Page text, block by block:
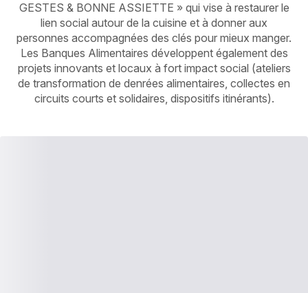
GESTES & BONNE ASSIETTE » qui vise à restaurer le
lien social autour de la cuisine et à donner aux
personnes accompagnées des clés pour mieux manger.
Les Banques Alimentaires développent également des
projets innovants et locaux à fort impact social (ateliers
de transformation de denrées alimentaires, collectes en
circuits courts et solidaires, dispositifs itinérants).